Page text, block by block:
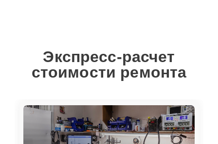
Экспресс-расчет
стоимости ремонта